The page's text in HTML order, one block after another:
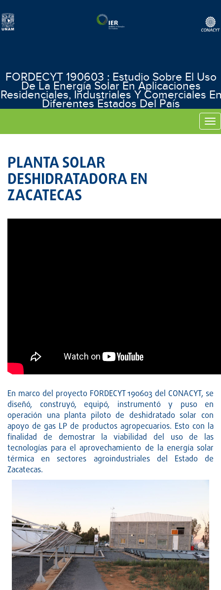
FORDECYT 190603 : Estudio Sobre El Uso
De La Energía Solar En Aplicaciones
Residenciales, Industriales Y Comerciales
Diferentes Estados Del País
PLANTA SOLAR
DESHIDRATADORA EN
ZACATECAS
En marco del proyecto FORDECYT 190603 del CONACYT, se
diseñó, construyó, equipó, instrumentó y puso en
operación una planta piloto de deshidratado solar con
apoyo de gas LP de productos agropecuarios. Esto con la
finalidad de demostrar la viabilidad del uso de las
tecnologías para el aprovechamiento de la energía solar
térmica en sectores agroindustriales del Estado de
Zacatecas.